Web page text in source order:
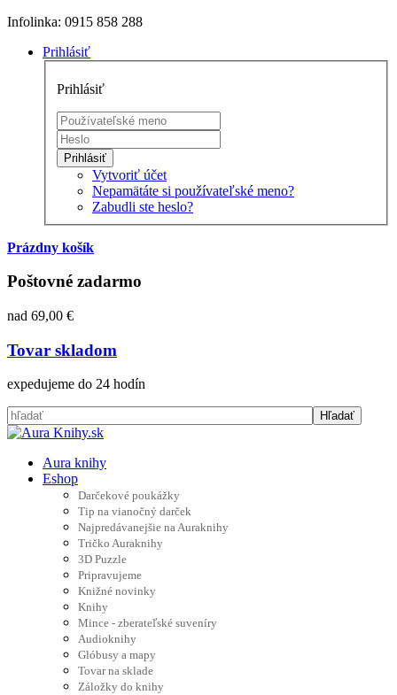
Infolinka: 0915 858 288
Prihlásiť
Prihlásiť
Prihlásiť
Vytvoriť účet
Nepamätáte si používateľské meno?
Zabudli ste heslo?
Prázdny košík
Poštovné zadarmo
nad 69,00 €
Tovar skladom
expedujeme do 24 hodín
Aura knihy
Eshop
Darčekové poukážky
Tip na vianočný darček
Najpredávanejšie na Auraknihy
Tričko Auraknihy
3D Puzzle
Pripravujeme
Knižné novinky
Knihy
Mince - zberateľské suveníry
Audioknihy
Glóbusy a mapy
Tovar na sklade
Záložky do knihy